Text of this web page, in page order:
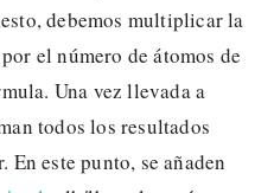
debemos multiplicar la
el número de átomos de
Una vez llevada a
todos los resultados
En este punto, se añaden